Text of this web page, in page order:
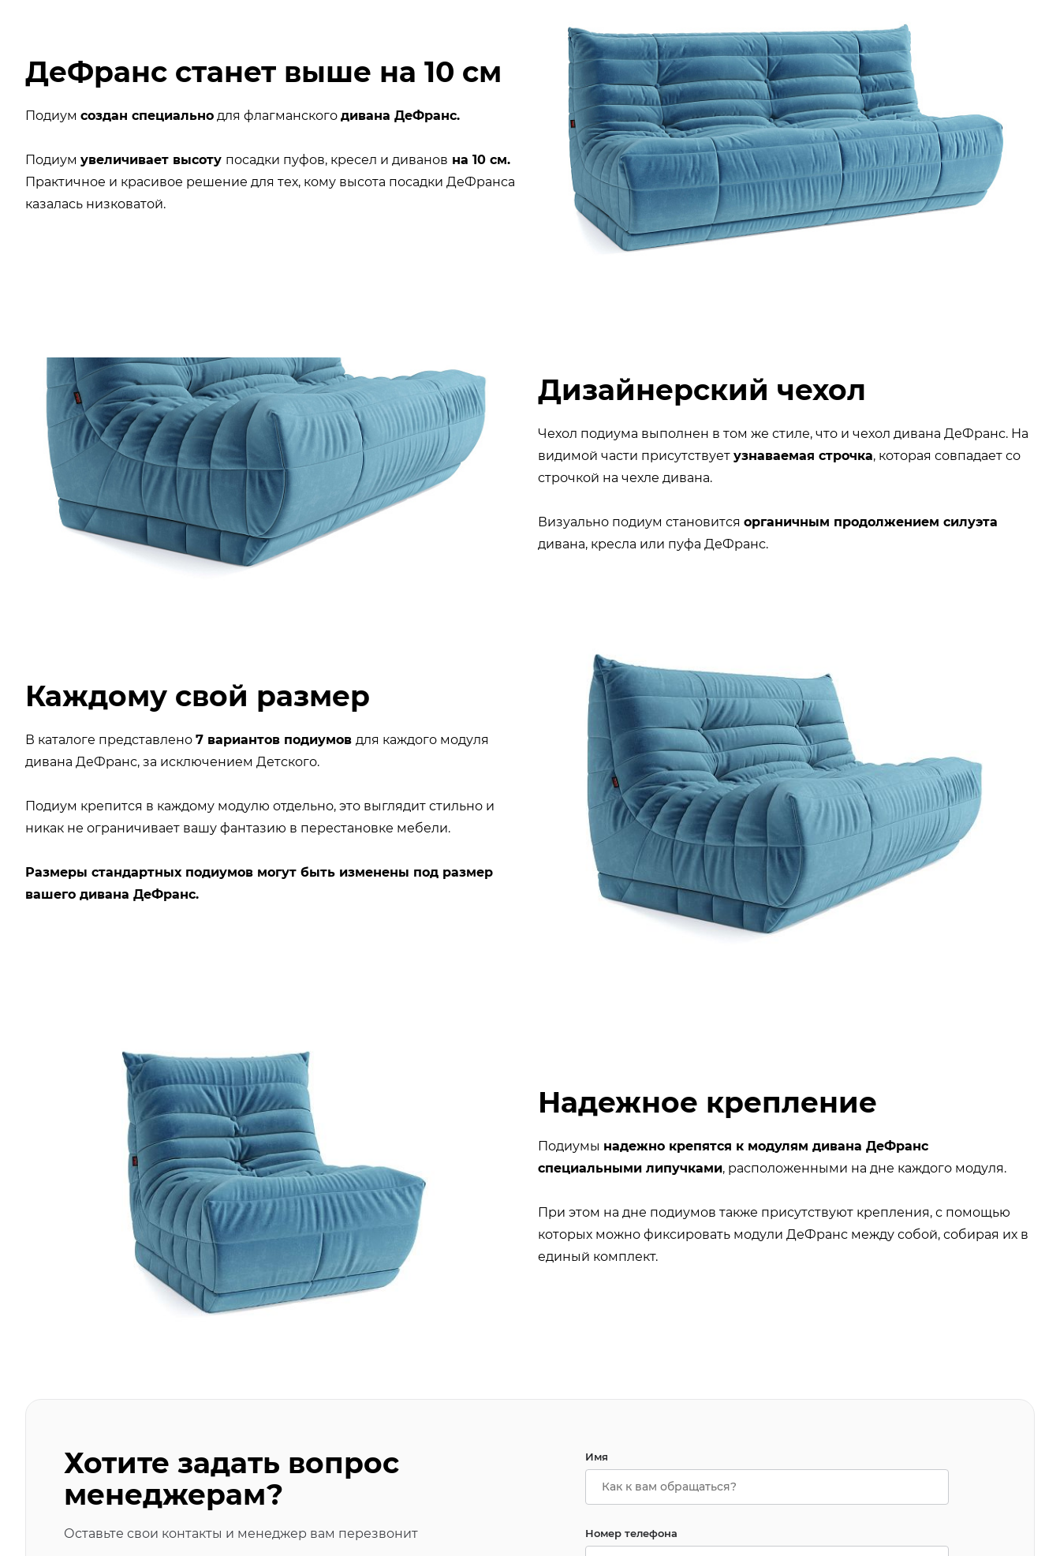
ДеФранс станет выше на 10 см
Подиум создан специально для флагманского дивана ДеФранс.
Подиум увеличивает высоту посадки пуфов, кресел и диванов на 10 см.
Практичное и красивое решение для тех, кому высота посадки ДеФранса
казалась низковатой.
Дизайнерский чехол
Чехол подиума выполнен в том же стиле, что и чехол дивана ДеФранс. На
видимой части присутствует узнаваемая строчка, которая совпадает со
строчкой на чехле дивана.
Визуально подиум становится органичным продолжением силуэта
дивана, кресла или пуфа ДеФранс.
Каждому свой размер
В каталоге представлено 7 вариантов подиумов для каждого модуля
дивана ДеФранс, за исключением Детского.
Подиум крепится в каждому модулю отдельно, это выглядит стильно и
никак не ограничивает вашу фантазию в перестановке мебели.
Размеры стандартных подиумов могут быть изменены под размер
вашего дивана ДеФранс.
Надежное крепление
Подиумы надежно крепятся к модулям дивана ДеФранс
специальными липучками, расположенными на дне каждого модуля.
При этом на дне подиумов также присутствуют крепления, с помощью
которых можно фиксировать модули ДеФранс между собой, собирая их в
единый комплект.
Хотите задать вопрос
менеджерам?
Оставьте свои контакты и менеджер вам перезвонит
Имя
Номер телефона